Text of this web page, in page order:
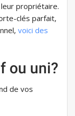
propriétaire.
clés parfait,
voici des
ou uni?
de vos